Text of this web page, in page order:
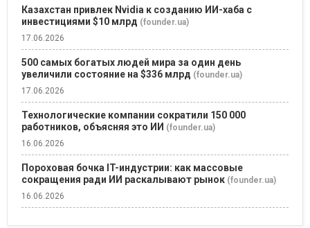
Казахстан привлек Nvidia к созданию ИИ-хаба с
инвестициями $10 млрд (founder.ua)
17.06.2026
500 самых богатых людей мира за один день
увеличили состояние на $336 млрд (founder.ua)
17.06.2026
Технологические компании сократили 150 000
работников, объясняя это ИИ (founder.ua)
16.06.2026
Пороховая бочка IT-индустрии: как массовые
сокращения ради ИИ раскалывают рынок (founder.ua)
16.06.2026